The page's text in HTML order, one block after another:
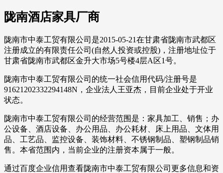
陇南酒店家具厂商
陇南市中泰工贸有限公司是2015-05-21在甘肃省陇南市武都区
注册成立的有限责任公司(自然人投资或控股)，注册地址位于
甘肃省陇南市武都区金升大市场5号楼4层A区1号。
陇南市中泰工贸有限公司的统一社会信用代码/注册号是
91621202332294148N，企业法人王亚杰，目前企业处于开业
状态。
陇南市中泰工贸有限公司的经营范围是：家具加工、销售；办
公设备、酒店设备、办公用品、办公耗材、床上用品、文体用
品、工艺品、监控设备、装饰材料、不锈钢制品、塑钢制品销
售。本省范围内，当前企业的注册资本属于一般。
通过百度企业信用查看陇南市中泰工贸有限公司更多信息和资